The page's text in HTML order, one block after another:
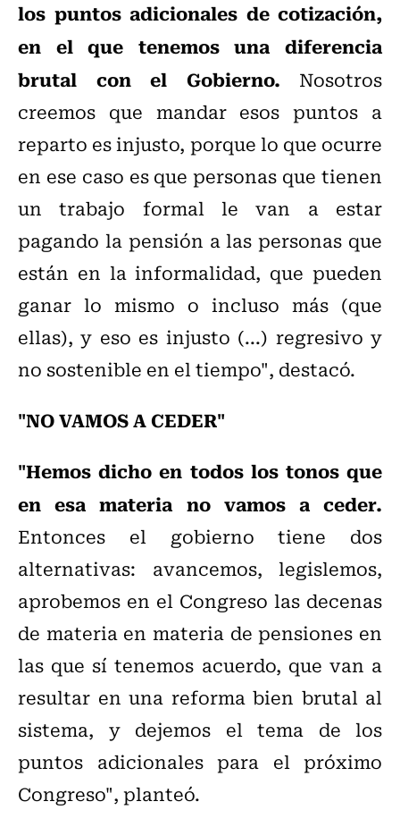
los puntos adicionales de cotización,
en el que tenemos una diferencia
brutal con el Gobierno. Nosotros
creemos que mandar esos puntos a
reparto es injusto, porque lo que ocurre
en ese caso es que personas que tienen
un trabajo formal le van a estar
pagando la pensión a las personas que
están en la informalidad, que pueden
ganar lo mismo o incluso más (que
ellas), y eso es injusto (...) regresivo y
no sostenible en el tiempo", destacó.
"NO VAMOS A CEDER"
"Hemos dicho en todos los tonos que
en esa materia no vamos a ceder.
Entonces el gobierno tiene dos
alternativas: avancemos, legislemos,
aprobemos en el Congreso las decenas
de materia en materia de pensiones en
las que sí tenemos acuerdo, que van a
resultar en una reforma bien brutal al
sistema, y dejemos el tema de los
puntos adicionales para el próximo
Congreso", planteó.